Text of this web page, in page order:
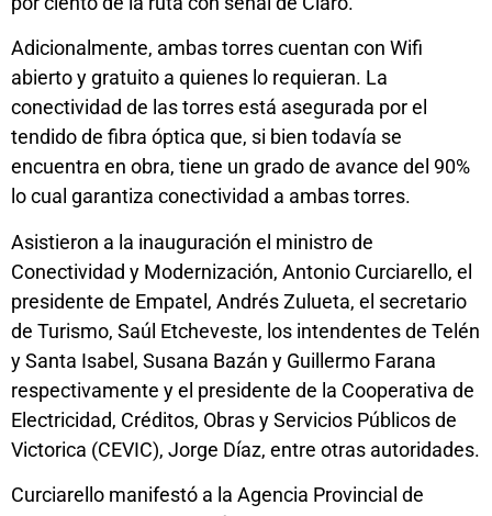
Adicionalmente, ambas torres cuentan con Wifi
abierto y gratuito a quienes lo requieran. La
conectividad de las torres está asegurada por el
tendido de fibra óptica que, si bien todavía se
encuentra en obra, tiene un grado de avance del 90%
lo cual garantiza conectividad a ambas torres.
Asistieron a la inauguración el ministro de
Conectividad y Modernización, Antonio Curciarello, el
presidente de Empatel, Andrés Zulueta, el secretario
de Turismo, Saúl Etcheveste, los intendentes de Telén
y Santa Isabel, Susana Bazán y Guillermo Farana
respectivamente y el presidente de la Cooperativa de
Electricidad, Créditos, Obras y Servicios Públicos de
Victorica (CEVIC), Jorge Díaz, entre otras autoridades.
Curciarello manifestó a la Agencia Provincial de